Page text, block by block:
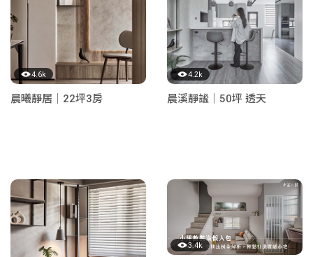
4.6k
晨曦靜居｜22坪3房
4.2k
晨溪靜謐｜50坪 透天
3.4k